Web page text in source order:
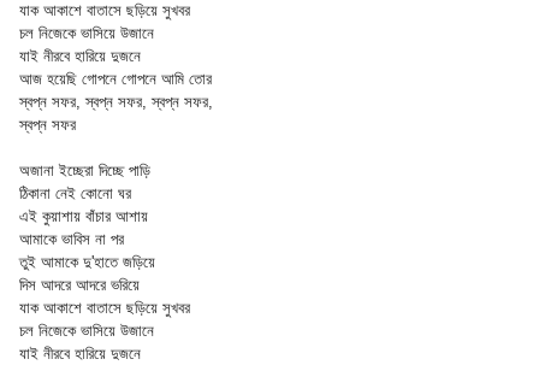
যাক আকাশে বাতাসে ছড়িয়ে সুখবর
চল নিজেকে ভাসিয়ে উজানে
যাই নীরবে হারিয়ে দুজনে
আজ হয়েছি গোপনে গোপনে আমি তোর
স্বপ্ন সফর, স্বপ্ন সফর, স্বপ্ন সফর,
স্বপ্ন সফর
অজানা ইচ্ছেরা দিচ্ছে পাড়ি
ঠিকানা নেই কোনো ঘর
এই কুয়াশায় বাঁচার আশায়
আমাকে ভাবিস না পর
তুই আমাকে দু'হাতে জড়িয়ে
দিস আদরে আদরে ভরিয়ে
যাক আকাশে বাতাসে ছড়িয়ে সুখবর
চল নিজেকে ভাসিয়ে উজানে
যাই নীরবে হারিয়ে দুজনে